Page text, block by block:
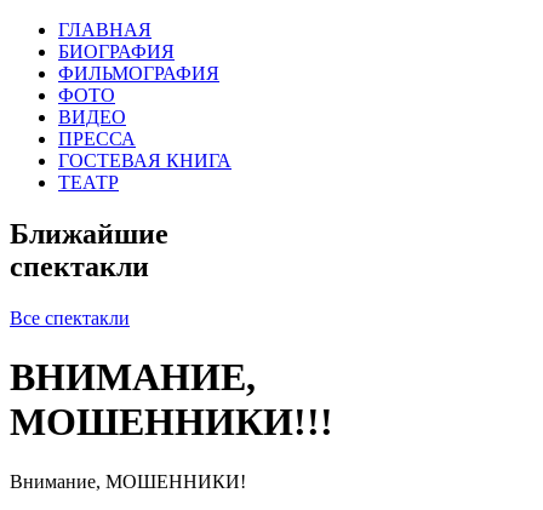
ГЛАВНАЯ
БИОГРАФИЯ
ФИЛЬМОГРАФИЯ
ФОТО
ВИДЕО
ПРЕССА
ГОСТЕВАЯ КНИГА
ТЕАТР
Ближайшие
спектакли
Все спектакли
ВНИМАНИЕ,
МОШЕННИКИ!!!
Внимание, МОШЕННИКИ!